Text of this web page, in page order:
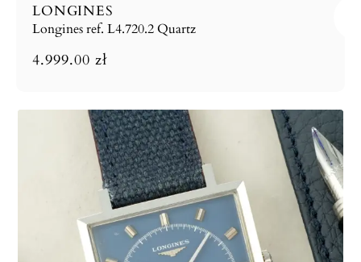
LONGINES
Longines ref. L4.720.2 Quartz
4.999.00 zł